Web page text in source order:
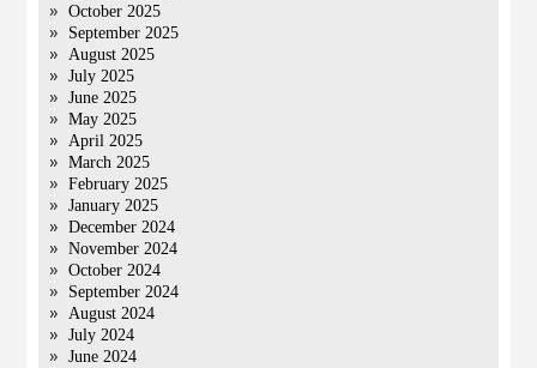
October 2025
September 2025
August 2025
July 2025
June 2025
May 2025
April 2025
March 2025
February 2025
January 2025
December 2024
November 2024
October 2024
September 2024
August 2024
July 2024
June 2024